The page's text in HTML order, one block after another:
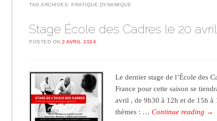
TAG ARCHIVES: PRATIQUE DYNAMIQUE
Stage École des Cadres le 20 avril
POSTED ON2 AVRIL 2024
Le dernier stage de l’École des
France pour cette saison se
avril , de 9h30 à 12h et de 15h à
thèmes : …Continue reading →